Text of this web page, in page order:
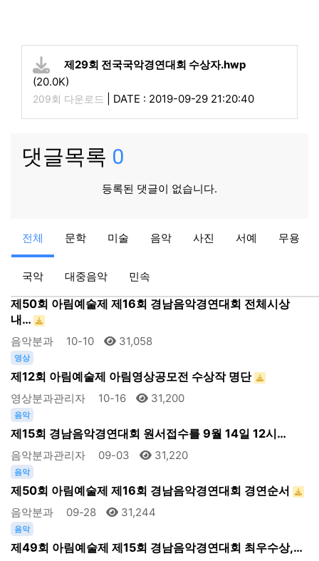
제29회 전국국악경연대회 수상자.hwp
(20.0K)
209회 다운로드 DATE : 2019-09-29 21:20:40
댓글목록 0
등록된 댓글이 없습니다.
전체 문학 미술 음악 사진 서예 무용
국악 대중음악 민속
2017년 거창군민노래자랑 수상자명단
대중음악관리자 10-19
제50회 아림예술제 제16회 경남음악경연대회 전체시상
내…
음악분과 10-10 31,058
영상
제12회 아림예술제 아림영상공모전 수상작 명단
영상분과관리자 10-16 31,200
음악
제15회 경남음악경연대회 원서접수를 9월 14일 12시…
음악분과관리자 09-03 31,220
음악
제50회 아림예술제 제16회 경남음악경연대회 경연순서
음악분과 09-28 31,244
음악
제49회 아림예술제 제15회 경남음악경연대회 최우수상,…